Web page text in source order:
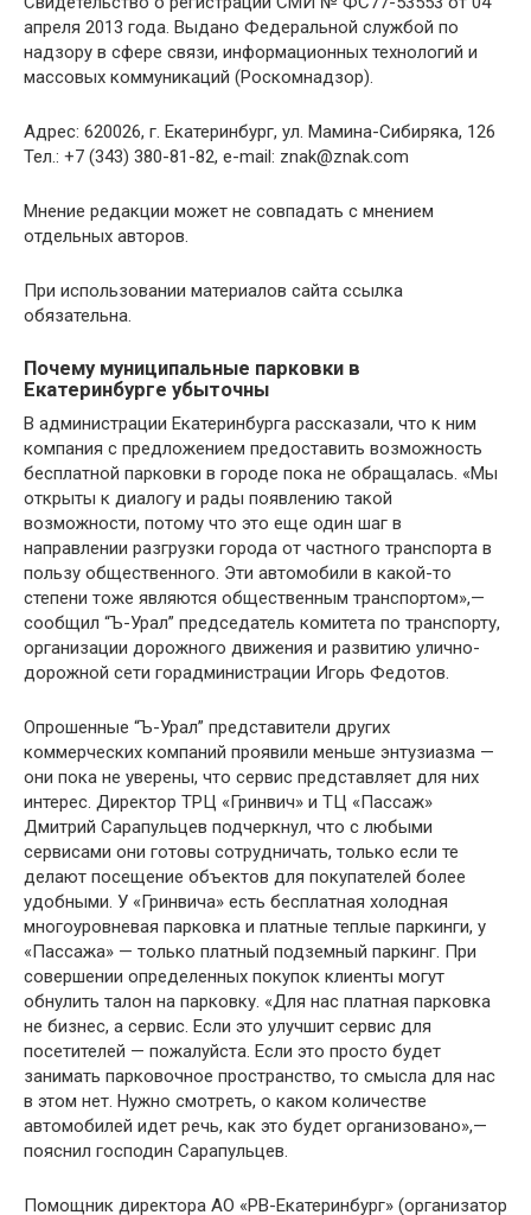
апреля 2013 года. Выдано Федеральной службой по
надзору в сфере связи, информационных технологий и
массовых коммуникаций (Роскомнадзор).
Адрес: 620026, г. Екатеринбург, ул. Мамина-Сибиряка, 126
Тел.: +7 (343) 380-81-82, e-mail: znak@znak.com
Мнение редакции может не совпадать с мнением
отдельных авторов.
При использовании материалов сайта ссылка
обязательна.
Почему муниципальные парковки в
Екатеринбурге убыточны
В администрации Екатеринбурга рассказали, что к ним
компания с предложением предоставить возможность
бесплатной парковки в городе пока не обращалась. «Мы
открыты к диалогу и рады появлению такой
возможности, потому что это еще один шаг в
направлении разгрузки города от частного транспорта в
пользу общественного. Эти автомобили в какой-то
степени тоже являются общественным транспортом»,—
сообщил “Ъ-Урал” председатель комитета по транспорту,
организации дорожного движения и развитию улично-
дорожной сети горадминистрации Игорь Федотов.
Опрошенные “Ъ-Урал” представители других
коммерческих компаний проявили меньше энтузиазма —
они пока не уверены, что сервис представляет для них
интерес. Директор ТРЦ «Гринвич» и ТЦ «Пассаж»
Дмитрий Сарапульцев подчеркнул, что с любыми
сервисами они готовы сотрудничать, только если те
делают посещение объектов для покупателей более
удобными. У «Гринвича» есть бесплатная холодная
многоуровневая парковка и платные теплые паркинги, у
«Пассажа» — только платный подземный паркинг. При
совершении определенных покупок клиенты могут
обнулить талон на парковку. «Для нас платная парковка
не бизнес, а сервис. Если это улучшит сервис для
посетителей — пожалуйста. Если это просто будет
занимать парковочное пространство, то смысла для нас
в этом нет. Нужно смотреть, о каком количестве
автомобилей идет речь, как это будет организовано»,—
пояснил господин Сарапульцев.
Помощник директора АО «РВ-Екатеринбург» (организатор